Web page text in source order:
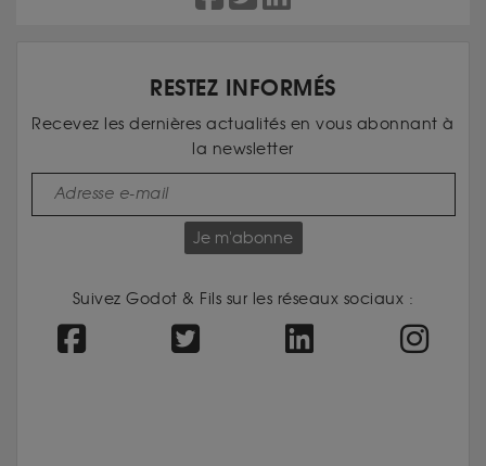
RESTEZ INFORMÉS
Recevez les dernières actualités en vous abonnant à
la newsletter
Je m'abonne
Suivez Godot & Fils sur les réseaux sociaux :